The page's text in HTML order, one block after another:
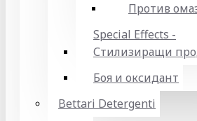
Против
Special Effects -
Стилизиращи
Боя и оксидант
Bettari Detergenti